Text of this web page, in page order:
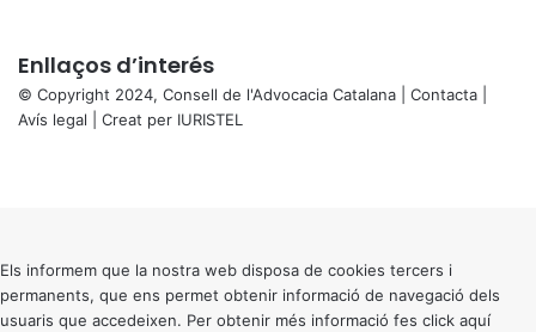
Enllaços d’interés
© Copyright 2024, Consell de l'Advocacia Catalana | Contacta
Avís legal | Creat per IURISTEL
button
Els informem que la nostra web disposa de cookies tercers i
permanents, que ens permet obtenir informació de navegació dels
usuaris que accedeixen. Per obtenir més informació fes click aquí